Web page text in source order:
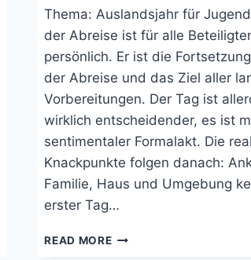
Thema: Auslandsjahr für
der Abreise ist für alle
persönlich. Er ist die
der Abreise und das Ziel aller
Vorbereitungen. Der Tag ist
wirklich entscheidender, es ist
sentimentaler Formalakt. Die
Knackpunkte folgen danach:
Familie, Haus und Umgebung
erster Tag…
READ MOREAUSLANDSJAHR: